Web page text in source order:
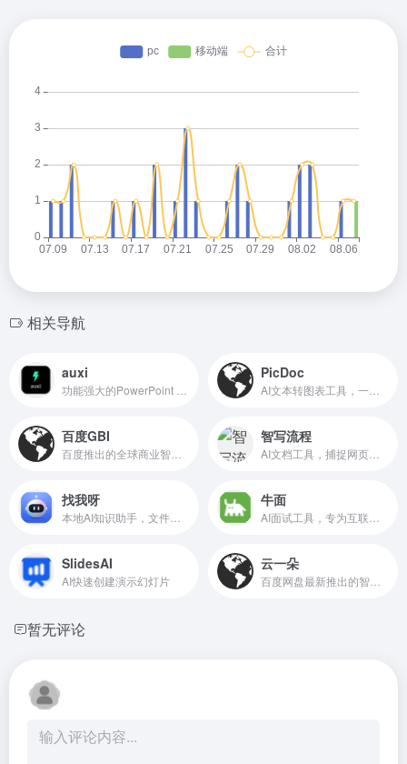
相关导航
auxi PicDoc
百度GBI 智写流程
找我呀 牛面
SlidesAI
AI快速创建演示幻灯片
云一朵
暂无评论